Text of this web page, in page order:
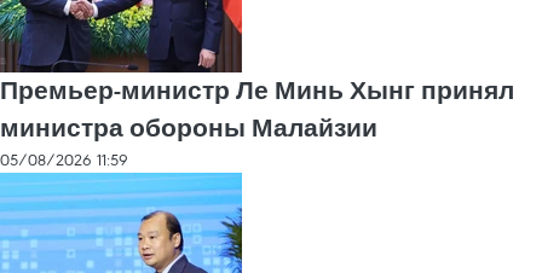
Премьер-министр Ле Минь Хынг принял
министра обороны Малайзии
05/08/2026 11:59